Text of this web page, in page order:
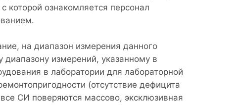
с которой ознакомляется персонал
на диапазон измерения данного
измерений, указанному в
в лаборатории для лабораторной
(отсутствие дефицита
СИ поверяются массово, эксклюзивная